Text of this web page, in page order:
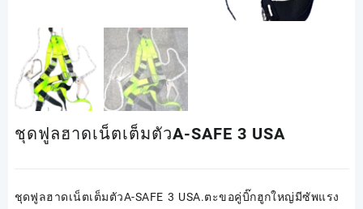
ชุดฟูลฮาดเน็ตเต็มตัวA-SAFE 3 USA
ชุดฟูลฮาดเน็ตเต็มตัวA-SAFE 3 USA.ตะขอคู่บิ๊กฮูกใหญ่มีซัพแรง